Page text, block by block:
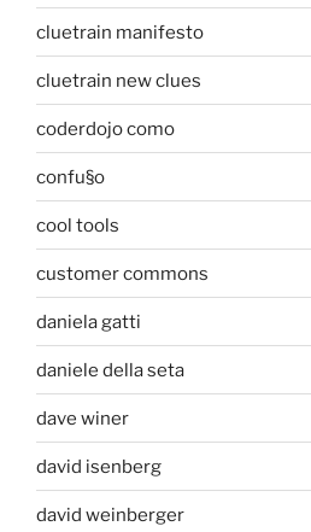
cluetrain manifesto
cluetrain new clues
coderdojo como
confu§o
cool tools
customer commons
daniela gatti
daniele della seta
dave winer
david isenberg
david weinberger